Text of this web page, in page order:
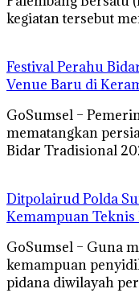
kegiatan tersebut
Festival Perahu
Venue Baru di
GoSumsel –
mematangkan
Bidar Tradisional
Ditpolairud Polda
Kemampuan
GoSumsel – Guna
kemampuan
pidana diwilayah